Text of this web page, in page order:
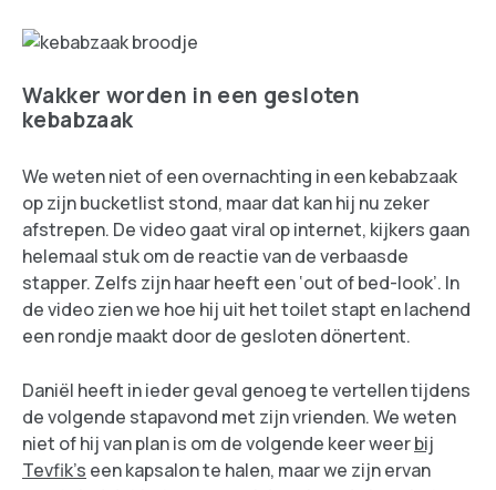
Wakker worden in een gesloten
kebabzaak
We weten niet of een overnachting in een kebabzaak
op zijn bucketlist stond, maar dat kan hij nu zeker
afstrepen. De video gaat viral op internet, kijkers gaan
helemaal stuk om de reactie van de verbaasde
stapper. Zelfs zijn haar heeft een ‘out of bed-look’. In
de video zien we hoe hij uit het toilet stapt en lachend
een rondje maakt door de gesloten dönertent.
Daniël heeft in ieder geval genoeg te vertellen tijdens
de volgende stapavond met zijn vrienden. We weten
niet of hij van plan is om de volgende keer weerbij
Tevfik’s een kapsalon te halen, maar we zijn ervan